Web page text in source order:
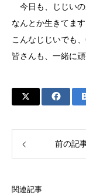
今日も、じじいの
なんとか生きてます
こんなじじいでも
皆さんも、一緒に
前の記
関連記事